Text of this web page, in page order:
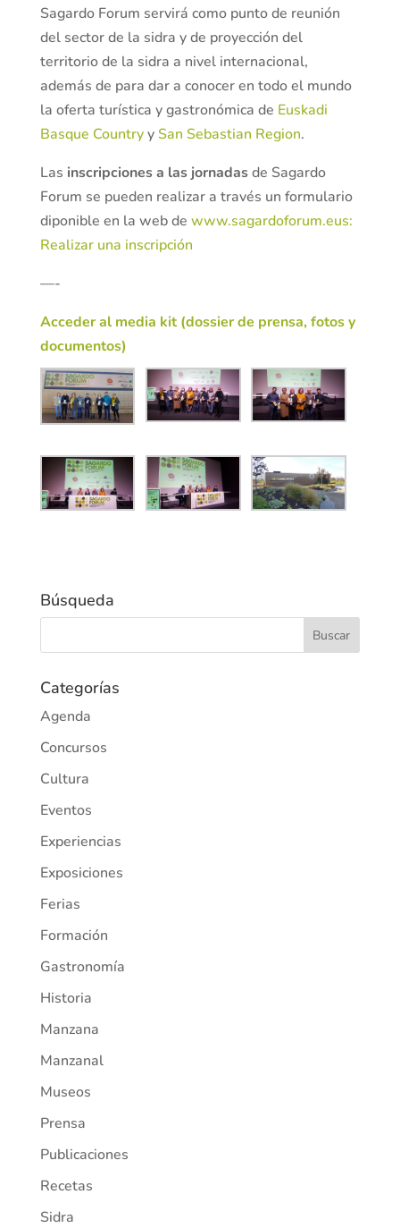
Sagardo Forum servirá como punto de reunión
del sector de la sidra y de proyección del
territorio de la sidra a nivel internacional,
además de para dar a conocer en todo el mundo
la oferta turística y gastronómica de Euskadi
Basque CountryySan Sebastian Region.
Las inscripciones a las jornadasde Sagardo
Forum se pueden realizar a través un formulario
diponible en la web de www.sagardoforum.eus:
Realizar una inscripción
—-
Acceder al media kit (dossier de prensa, fotos y
documentos)
Búsqueda
Categorías
Agenda
Concursos
Cultura
Eventos
Experiencias
Exposiciones
Ferias
Formación
Gastronomía
Historia
Manzana
Manzanal
Museos
Prensa
Publicaciones
Recetas
Sidra